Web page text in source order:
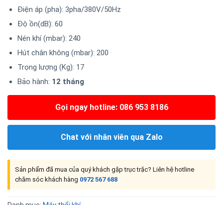
Điện áp (pha): 3pha/380V/50Hz
Độ ồn(dB): 60
Nén khí (mbar): 240
Hút chân không (mbar): 200
Trọng lượng (Kg): 17
Bảo hành: 12 tháng
Gọi ngay hotline: 086 953 8186
Chat với nhân viên qua Zalo
Sản phẩm đã mua của quý khách gặp trục trặc? Liên hệ hotline
chăm sóc khách hàng 0972 567 688